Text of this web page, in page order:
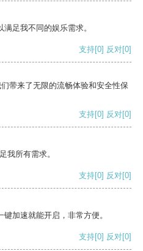
足我不同的娱乐需求。
支持[0] 反对[0]
带来了无限的流畅体验和安全性保
支持[0] 反对[0]
我所有需求。
支持[0] 反对[0]
加速就能开启，非常方便。
支持[0] 反对[0]